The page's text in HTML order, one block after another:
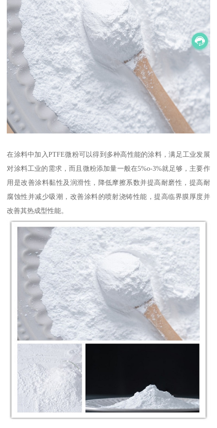
在涂料中加入PTFE微粉可以得到多种高性能的涂料，满足工业发展
对涂料工业的需求，而且微粉添加量一般在5%o-3%就足够，主要作
用是改善涂料黏性及润滑性，降低摩擦系数并提高耐磨性，提高耐
腐蚀性并减少吸潮，改善涂料的喷射浇铸性能，提高临界膜厚度并
改善其热成型性能。